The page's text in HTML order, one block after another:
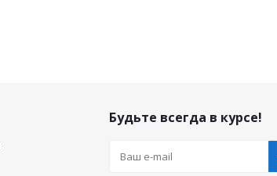
Будьте всегда в курсе!